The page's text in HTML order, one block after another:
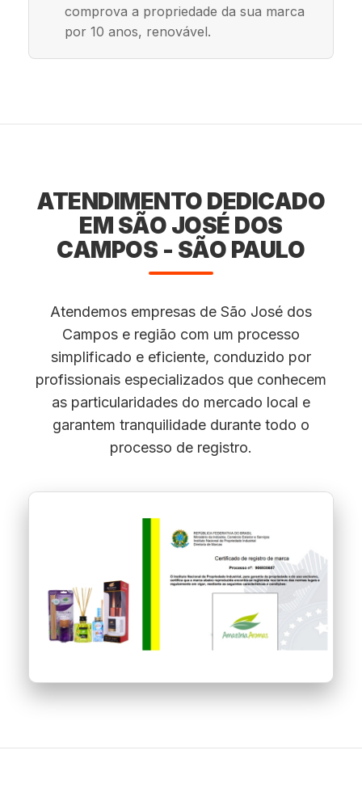
comprova a propriedade da sua marca
por 10 anos, renovável.
ATENDIMENTO DEDICADO
EM SÃO JOSÉ DOS
CAMPOS - SÃO PAULO
Atendemos empresas de São José dos
Campos e região com um processo
simplificado e eficiente, conduzido por
profissionais especializados que conhecem
as particularidades do mercado local e
garantem tranquilidade durante todo o
processo de registro.